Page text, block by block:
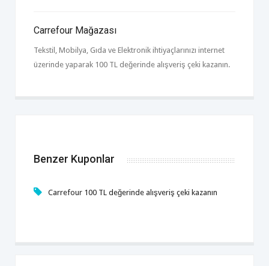
Carrefour Mağazası
Tekstil, Mobilya, Gıda ve Elektronik ihtiyaçlarınızı internet
üzerinde yaparak 100 TL değerinde alışveriş çeki kazanın.
Benzer Kuponlar
Carrefour 100 TL değerinde alışveriş çeki kazanın